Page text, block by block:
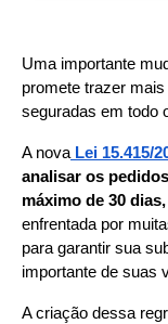
Uma importante
promete trazer
seguradas em todo
A nova Lei 15.415/
analisar os
máximo de 30 dias,
enfrentada por
para garantir sua
importante de suas
A criação dessa